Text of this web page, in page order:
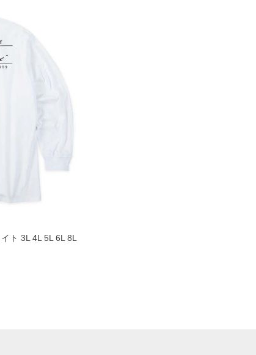
ト 3L 4L 5L 6L 8L